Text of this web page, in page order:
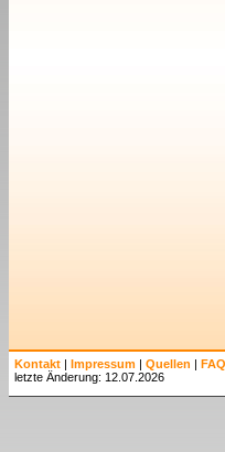
Kontakt | Impressum | Quellen | FAQ
letzte Änderung: 12.07.2026